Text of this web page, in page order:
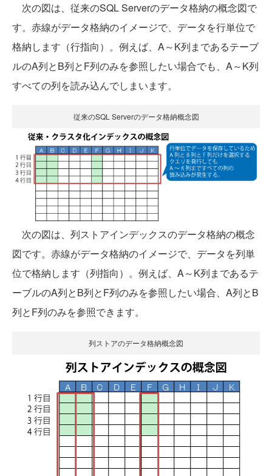
次の図は、従来のSQL Serverのデータ格納の概念図で
す。赤線がデータ格納のイメージで、データを行単位で
格納します（行指向）。例えば、A～K列まであるテーブ
ルのA列とB列とF列のみを参照したい場合でも、A～K列
すべての列を読み込んでしまいます。
従来のSQL Serverのデータ格納概念図
次の図は、列ストアインデックスのデータ格納の概念
図です。赤線がデータ格納のイメージで、データを列単
位で格納します（列指向）。例えば、A～K列まであるテ
ーブルのA列とB列とF列のみを参照したい場合、A列とB
列とF列のみを参照できます。
列ストアのデータ格納概念図